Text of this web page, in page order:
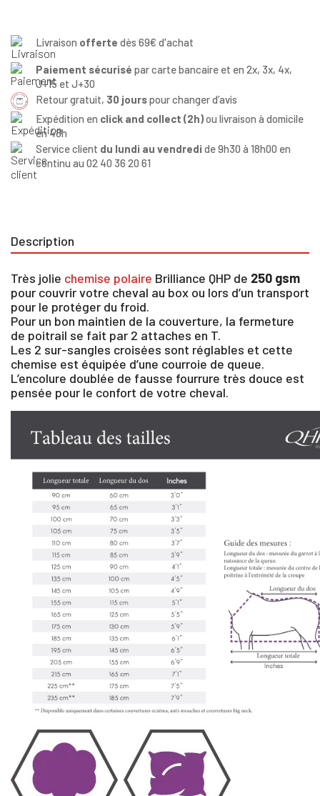
Livraison offerte dès 69€ d'achat
Paiement sécurisé par carte bancaire et en 2x, 3x, 4x,
J+15 et J+30
Retour gratuit, 30 jourspour changer d’avis
Expédition en click and collect (2h)ou livraison à domicile
en 48h
Service client du lundi au vendredi de 9h30 à 18h00 en
continu au 02 40 36 20 61
Description
Très jolie chemise polaire Brilliance QHP de 250 gsm
pour couvrir votre cheval au box ou lors d’un transport
pour le protéger du froid.
Pour un bon maintien de la couverture, la fermeture
de poitrail se fait par 2 attaches en T.
Les 2 sur-sangles croisées sont réglables et cette
chemise est équipée d’une courroie de queue.
L’encolure doublée de fausse fourrure très douce est
pensée pour le confort de votre cheval.